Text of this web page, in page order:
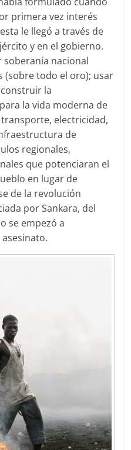
primera vez interés
le llegó a través de
y en el gobierno.
soberanía nacional
(sobre todo el oro); usar
la
la vida moderna de
electricidad,
de
regionales,
que potenciaran el
en lugar de
de la revolución
por Sankara, del
se empezó a